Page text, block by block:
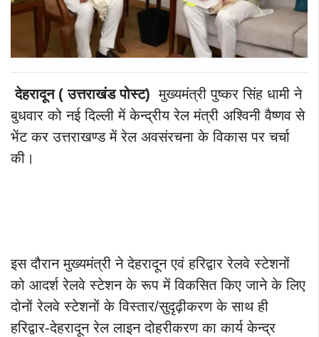
देहरादून ( उत्तराखंड पोस्ट) मुख्यमंत्री पुष्कर सिंह धामी ने
बुधवार को नई दिल्ली में केन्द्रीय रेल मंत्री अश्विनी वैष्णव से
भेंट कर उत्तराखण्ड में रेल अवसंरचना के विकास पर चर्चा
की।
इस दौरान मुख्यमंत्री ने देहरादून एवं हरिद्वार रेलवे स्टेशनों
को आदर्श रेलवे स्टेशन के रूप में विकसित किए जाने के लिए
दोनों रेलवे स्टेशनों के विस्तार/सुदृढ़ीकरण के साथ ही
हरिद्वार-देहरादून रेल लाइन दोहरीकरण का कार्य केन्द्र